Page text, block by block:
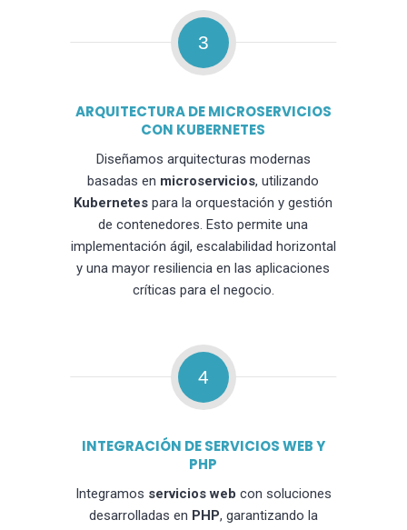
3
ARQUITECTURA DE MICROSERVICIOS
CON KUBERNETES
Diseñamos arquitecturas modernas
basadas en microservicios, utilizando
Kubernetes para la orquestación y gestión
de contenedores. Esto permite una
implementación ágil, escalabilidad horizontal
y una mayor resiliencia en las aplicaciones
críticas para el negocio.
4
INTEGRACIÓN DE SERVICIOS WEB Y
PHP
Integramos servicios web con soluciones
desarrolladas en PHP, garantizando la